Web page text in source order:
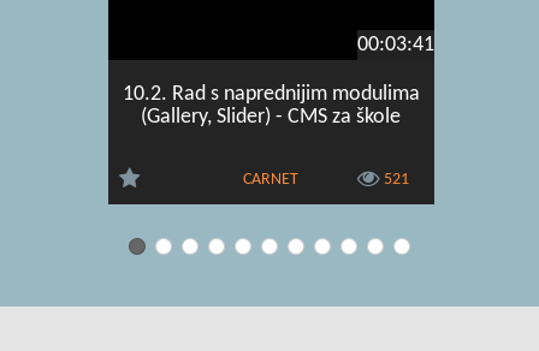
00:03:41
10.2. Rad s naprednijim modulima
(Gallery, Slider) - CMS za škole
CARNET 521